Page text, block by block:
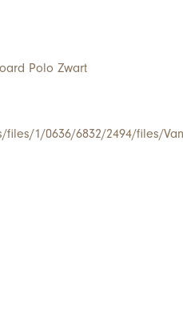
Polo Zwart
files/1/0636/6832/2494/files/